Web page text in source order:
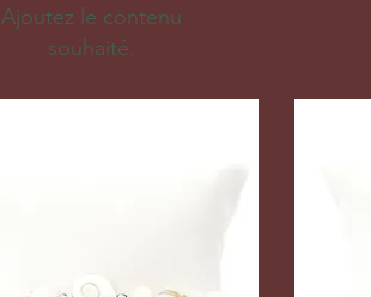
Ajoutez le contenu
souhaité.